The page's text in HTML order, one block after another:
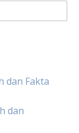
dan Fakta
dan